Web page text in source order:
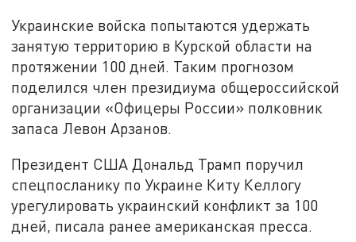
Украинские войска попытаются удержать
занятую территорию в Курской области на
протяжении 100 дней. Таким прогнозом
поделился член президиума общероссийской
организации «Офицеры России» полковник
запаса Левон Арзанов.
Президент США Дональд Трамп поручил
спецпосланику по Украине Киту Келлогу
урегулировать украинский конфликт за 100
дней, писала ранее американская пресса.